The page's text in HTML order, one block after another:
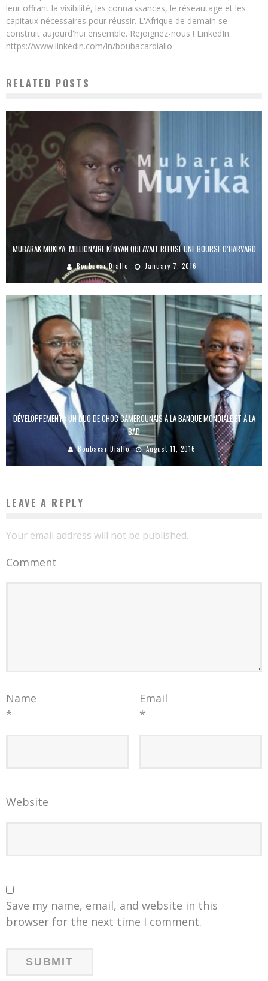
leur offrant la visibilité, les connaissances, le réseautage et les
capitaux nécessaires pour réussir. L'Afrique de demain se
construit aujourd'hui ensemble. Rejoignez-nous ! LinkedIn:
https://www.linkedin.com/in/boubacardiallo
RELATED POSTS
MUBARAK MUKIYA, MILLIONAIRE KÉNYAN QUI AVAIT REFUSÉ UNE BOURSE D’HARVARD
Boubacar Diallo January 7, 2016
DÉVELOPPEMENT : UN DUO DE CHOC CAMEROUNAIS À LA BANQUE MONDIALE ET À LA
BAD
Boubacar Diallo August 11, 2016
LEAVE A REPLY
Your email address will not be published.
Comment
Name
*
Email
*
Website
Save my name, email, and website in this
browser for the next time I comment.